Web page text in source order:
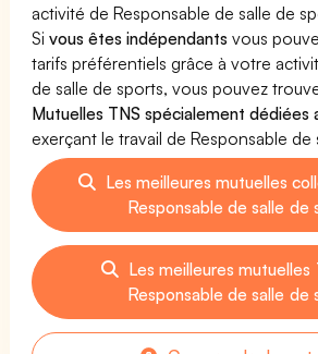
activité de Responsable de salle de
Sivous êtes indépendants vous
tarifs préférentiels grâce à votre
de salle de sports, vous pouvez
Mutuelles TNS spécialement dédiées
exerçant le travail de Responsable de
Les meilleures mutuelles
Responsable de salle de
Les meilleures mutuelles
Responsable de salle de